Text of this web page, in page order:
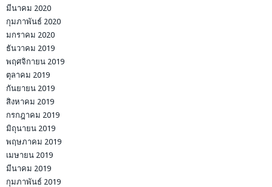
มีนาคม 2020
กุมภาพันธ์ 2020
มกราคม 2020
ธันวาคม 2019
พฤศจิกายน 2019
ตุลาคม 2019
กันยายน 2019
สิงหาคม 2019
กรกฎาคม 2019
มิถุนายน 2019
พฤษภาคม 2019
เมษายน 2019
มีนาคม 2019
กุมภาพันธ์ 2019